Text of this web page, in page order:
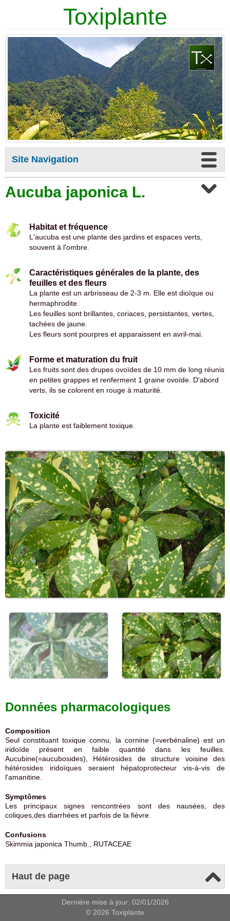
Toxiplante
Site Navigation
Aucuba japonica L.
Habitat et fréquence
L'aucuba est une plante des jardins et espaces verts,
souvent à l'ombre.
Caractéristiques générales de la plante, des
feuilles et des fleurs
La plante est un arbrisseau de 2-3 m. Elle est dioïque ou
hermaphrodite.
Les feuilles sont brillantes, coriaces, persistantes, vertes,
tachées de jaune.
Les fleurs sont pourpres et apparaissent en avril-mai.
Forme et maturation du fruit
Les fruits sont des drupes ovoïdes de 10 mm de long réunis
en petites grappes et renferment 1 graine ovoïde. D'abord
verts, ils se colorent en rouge à maturité.
Toxicité
La plante est faiblement toxique.
Données pharmacologiques
Composition
Seul constituant toxique connu, la cornine (=verbénaline) est un
iridoïde présent en faible quantité dans les feuilles.
Aucubine(=aucubosides), Hétérosides de structure voisine des
hétérosides iridoïques seraient hépatoprotecteur vis-à-vis de
l'amanitine.
Symptômes
Les principaux signes rencontrées sont des nausées, des
coliques,des diarrhées et parfois de la fièvre.
Confusions
Skimmia japonica Thumb., RUTACEAE
Haut de page
Dernière mise à jour: 02/01/2026
© 2026 Toxiplante